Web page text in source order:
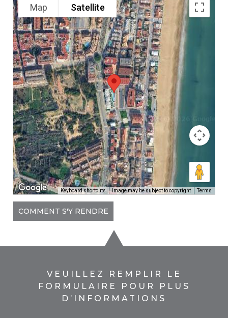
Map Satellite
Keyboard shortcuts Image may be subject to copyright Terms
COMMENT S'Y RENDRE
VEUILLEZ REMPLIR LE
FORMULAIRE POUR PLUS
D’INFORMATIONS